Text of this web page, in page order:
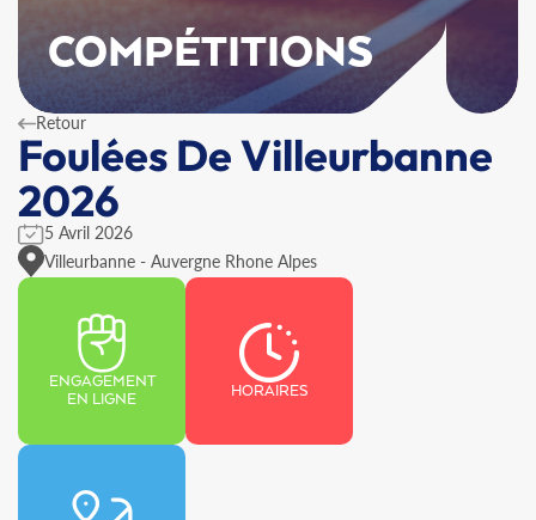
COMPÉTITIONS
Retour
Foulées De Villeurbanne
2026
5 Avril 2026
Villeurbanne - Auvergne Rhone Alpes
ENGAGEMENT
EN LIGNE
HORAIRES